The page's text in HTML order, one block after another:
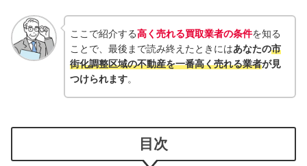
ここで紹介する高く売れる買取業者の条件を知る
ことで、最後まで読み終えたときにはあなたの市
街化調整区域の不動産を一番高く売れる業者が見
つけられます。
目次